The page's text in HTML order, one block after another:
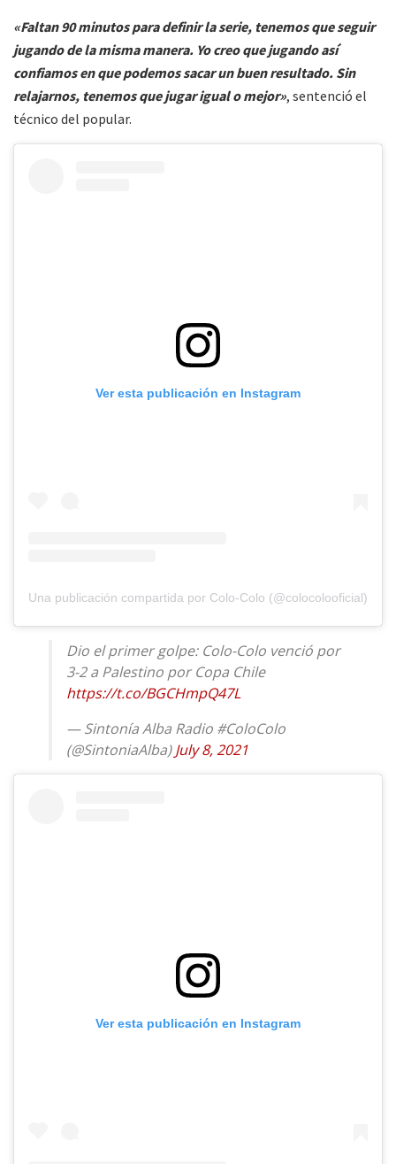
«Faltan 90 minutos para definir la serie, tenemos que seguir
jugando de la misma manera. Yo creo que jugando así
confiamos en que podemos sacar un buen resultado. Sin
relajarnos, tenemos que jugar igual o mejor», sentenció el
técnico del popular.
Ver esta publicación en Instagram
Una publicación compartida por Colo-Colo (@colocolooficial)
Dio el primer golpe: Colo-Colo venció por
3-2 a Palestino por Copa Chile
https://t.co/BGCHmpQ47L
— Sintonía Alba Radio #ColoColo
(@SintoniaAlba)July 8, 2021
Ver esta publicación en Instagram